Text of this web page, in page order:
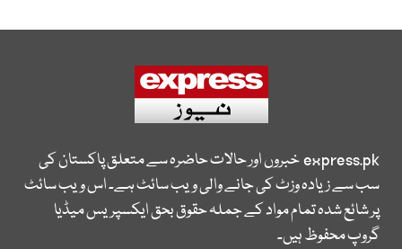
express.pkخبروں اور حالات حاضرہ سے متعلق پاکستان کی
سب سے زیادہ وزٹ کی جانے والی ویب سائٹ ہے۔ اس ویب سائٹ
پر شائع شدہ تمام مواد کے جملہ حقوق بحق ایکسپریس میڈیا
گروپ محفوظ ہیں۔